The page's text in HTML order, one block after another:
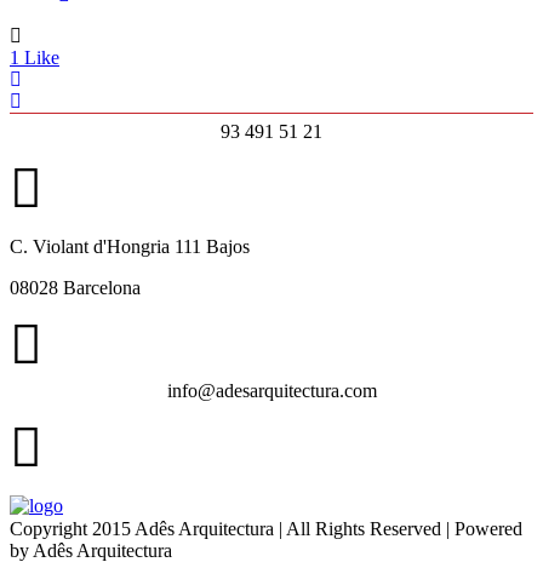
1 Like
93 491 51 21
C. Violant d'Hongria 111 Bajos
08028 Barcelona
info@adesarquitectura.com
Copyright 2015 Adês Arquitectura | All Rights Reserved | Powered
by Adês Arquitectura